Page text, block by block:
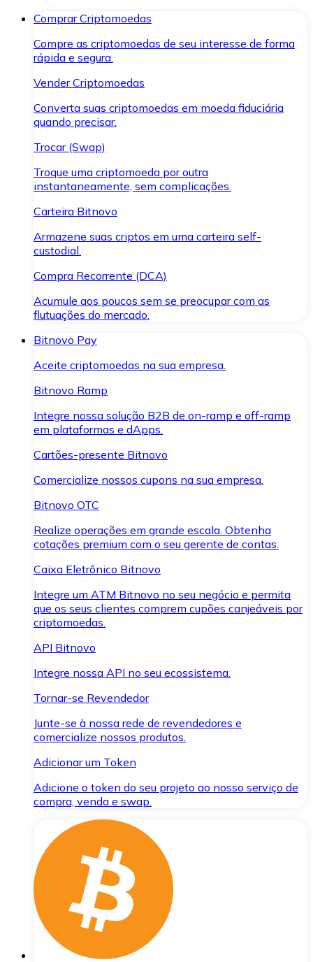
Comprar Criptomoedas
Compre as criptomoedas de seu interesse de forma
rápida e segura.
Vender Criptomoedas
Converta suas criptomoedas em moeda fiduciária
quando precisar.
Trocar (Swap)
Troque uma criptomoeda por outra
instantaneamente, sem complicações.
Carteira Bitnovo
Armazene suas criptos em uma carteira self-
custodial.
Compra Recorrente (DCA)
Acumule aos poucos sem se preocupar com as
flutuações do mercado.
Bitnovo Pay
Aceite criptomoedas na sua empresa.
Bitnovo Ramp
Integre nossa solução B2B de on-ramp e off-ramp
em plataformas e dApps.
Cartões-presente Bitnovo
Comercialize nossos cupons na sua empresa.
Bitnovo OTC
Realize operações em grande escala. Obtenha
cotações premium com o seu gerente de contas.
Caixa Eletrônico Bitnovo
Integre um ATM Bitnovo no seu negócio e permita
que os seus clientes comprem cupões canjeáveis por
criptomoedas.
API Bitnovo
Integre nossa API no seu ecossistema.
Tornar-se Revendedor
Junte-se à nossa rede de revendedores e
comercialize nossos produtos.
Adicionar um Token
Adicione o token do seu projeto ao nosso serviço de
compra, venda e swap.